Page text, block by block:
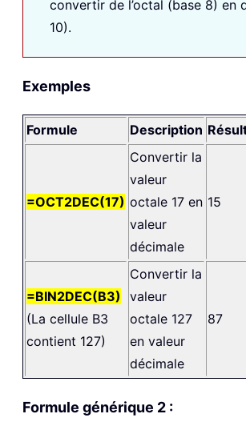
convertir de l’octal (base 8) en
10).
Exemples
Formule Description
=OCT2DEC(17)
Convertir la
valeur
octale 17 en
valeur
décimale
15
=BIN2DEC(B3)
(La cellule B3
contient 127)
Convertir la
valeur
octale 127
en valeur
décimale
87
Formule générique 2 :